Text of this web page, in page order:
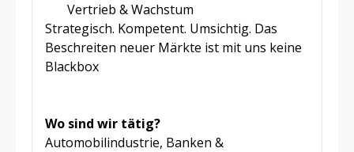
Vertrieb & Wachstum
Strategisch. Kompetent. Umsichtig. Das
Beschreiten neuer Märkte ist mit uns keine
Blackbox
Wo sind wir tätig?
Automobilindustrie, Banken &